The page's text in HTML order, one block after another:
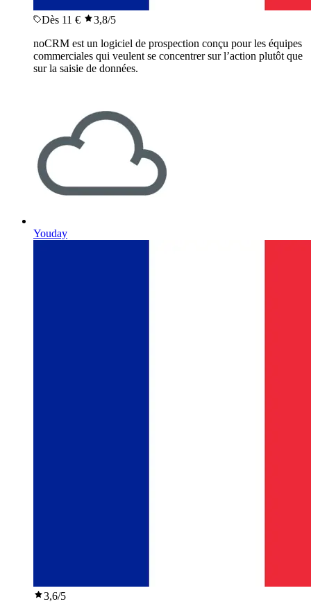
Dès 11 € 3,8/5
noCRM est un logiciel de prospection conçu pour les équipes
commerciales qui veulent se concentrer sur l’action plutôt que
sur la saisie de données.
Youday
3,6/5